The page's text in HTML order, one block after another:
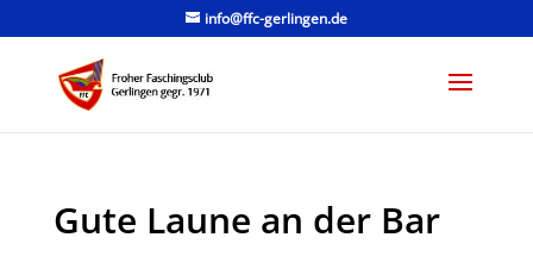
info@ffc-gerlingen.de
Gute Laune an der Bar